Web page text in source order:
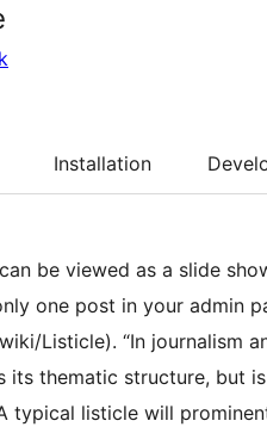
Installation
be viewed as a slide
your admin panel. This lets you generate
a listicle is a short-form of
its thematic structure, but
typical listicle will